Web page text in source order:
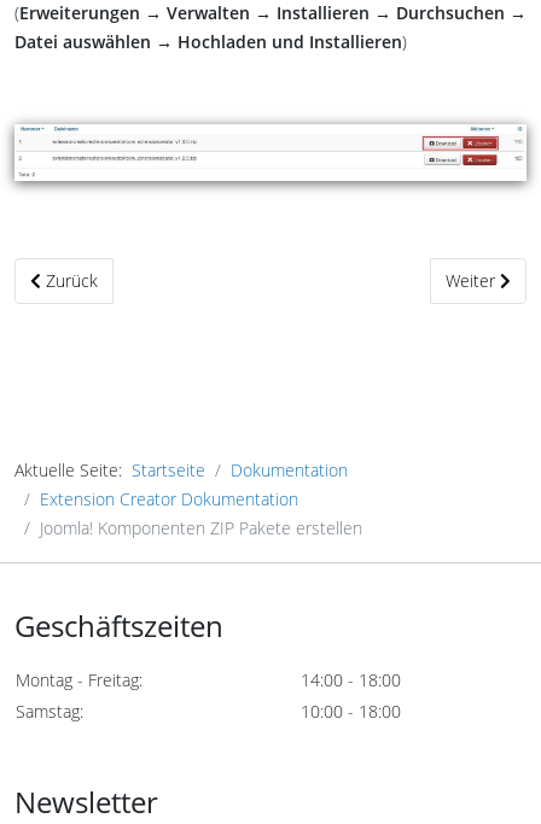
(Erweiterungen → Verwalten → Installieren → Durchsuchen →
Datei auswählen → Hochladen und Installieren)
Vorheriger Beitrag: Installation der Extension Creator Komponente
Zurück Nächster
Weiter
Aktuelle Seite: Startseite
Dokumentation
Extension Creator Dokumentation
Joomla! Komponenten ZIP Pakete erstellen
Geschäftszeiten
Montag - Freitag:
14:00 - 18:00
Samstag:
10:00 - 18:00
Newsletter